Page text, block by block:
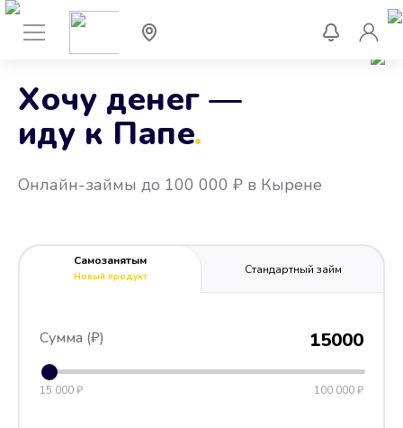
Хочу денег —
иду к Папе
.
Онлайн-займы до 100 000 ₽ в Кырене
Самозанятым
Новый продукт
Стандартный займ
Сумма (₽) 15000
15 000 ₽ 100 000 ₽